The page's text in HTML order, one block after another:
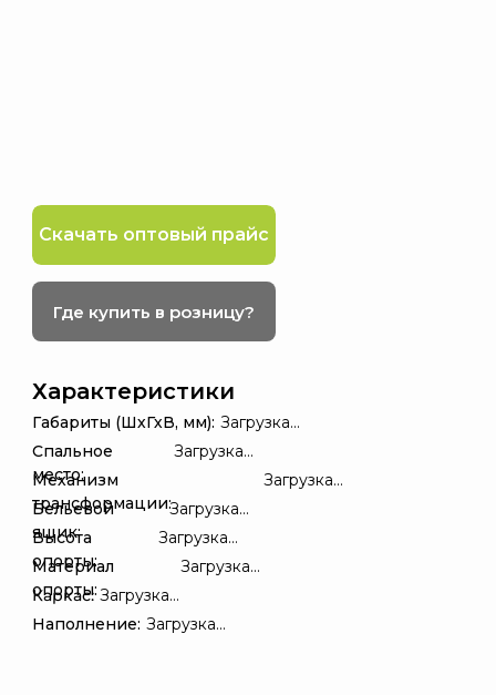
Где купить в розницу?
Скачать оптовый прайс
Габариты (ШхГхВ, мм): Загрузка...
Загрузка...
Спальное
место:
Загрузка...
Механизм
трансформации:Загрузка...
Бельевой
ящик:
Загрузка...
Высота
опорты:
Загрузка...
Материал
опорты:
Загрузка...
Наполнение:
Каркас: Загрузка...
Характеристики